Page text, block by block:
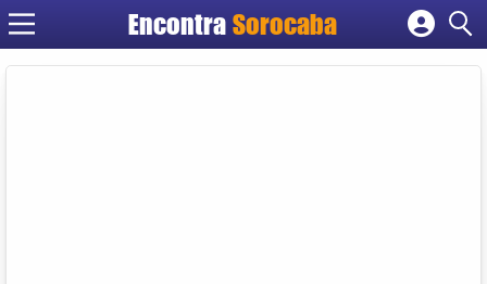
EncontraSorocaba
Cadastrar empresa